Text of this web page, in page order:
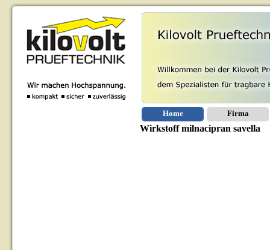
Home Firma
Wirkstoff milnacipran savella